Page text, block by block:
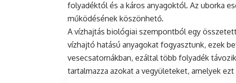
folyadéktól és a káros anyagoktól. Az uborka
működésének köszönhető.
A vízhajtás biológiai szempontból egy
vízhajtó hatású anyagokat fogyasztunk, ezek
vesecsatornákban, ezáltal több folyadék
tartalmazza azokat a vegyületeket, amelyek